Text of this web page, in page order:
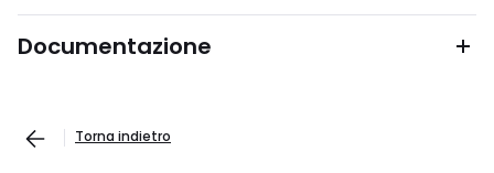
Documentazione
Torna indietro